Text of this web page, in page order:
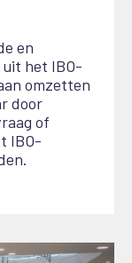
en
uit het IBO-
omzetten
door
of
IBO-